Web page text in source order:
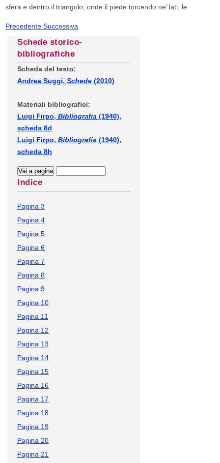
sfera e dentro il triangolo, onde il piede torcendo ne’ lati, le
PrecedenteSuccessiva
Schede storico-
bibliografiche
Scheda del testo:
Andrea Suggi, Schede (2010)
Materiali bibliografici:
Luigi Firpo, Bibliografia (1940),
scheda 8d
Luigi Firpo, Bibliografia (1940),
scheda 8h
Indice
Pagina 3
Pagina 4
Pagina 5
Pagina 6
Pagina 7
Pagina 8
Pagina 9
Pagina 10
Pagina 11
Pagina 12
Pagina 13
Pagina 14
Pagina 15
Pagina 16
Pagina 17
Pagina 18
Pagina 19
Pagina 20
Pagina 21